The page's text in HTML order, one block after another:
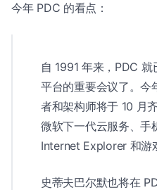
今年 PDC 的看点：
自 1991 年来，PDC
平台的重要会议了。今
者和架构师将于 10 月
微软下一代云服务、手
Internet Explorer 和游
史蒂夫巴尔默也将在